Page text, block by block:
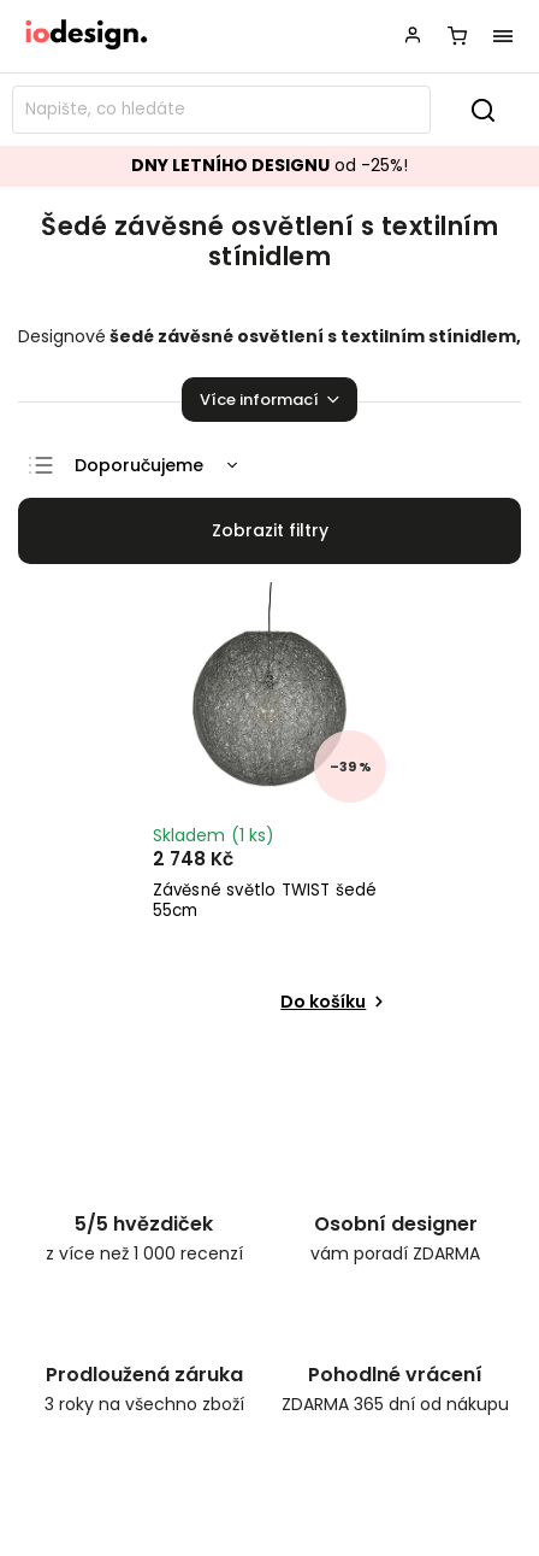
DNY LETNÍHO DESIGNU od -25%!
Šedé závěsné osvětlení s textilním
stínidlem
Designové šedé závěsné osvětlení s textilním stínidlem,
pozvedající úroveň Vaší domácnosti.
Více informací
Doporučujeme
Nejlevnější
–39 %
Závěsné světlo TWIST šedé
55cm
Skladem (1 ks)
2 748 Kč
Do košíku
5/5 hvězdiček
z více než 1 000 recenzí
Osobní designer
vám poradí ZDARMA
Prodloužená záruka
3 roky na všechno zboží
Pohodlné vrácení
ZDARMA 365 dní od nákupu